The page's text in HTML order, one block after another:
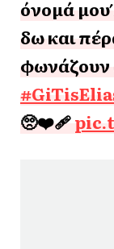
όνομά
δω και
φωνάζουν
🥺❤️‍🩹